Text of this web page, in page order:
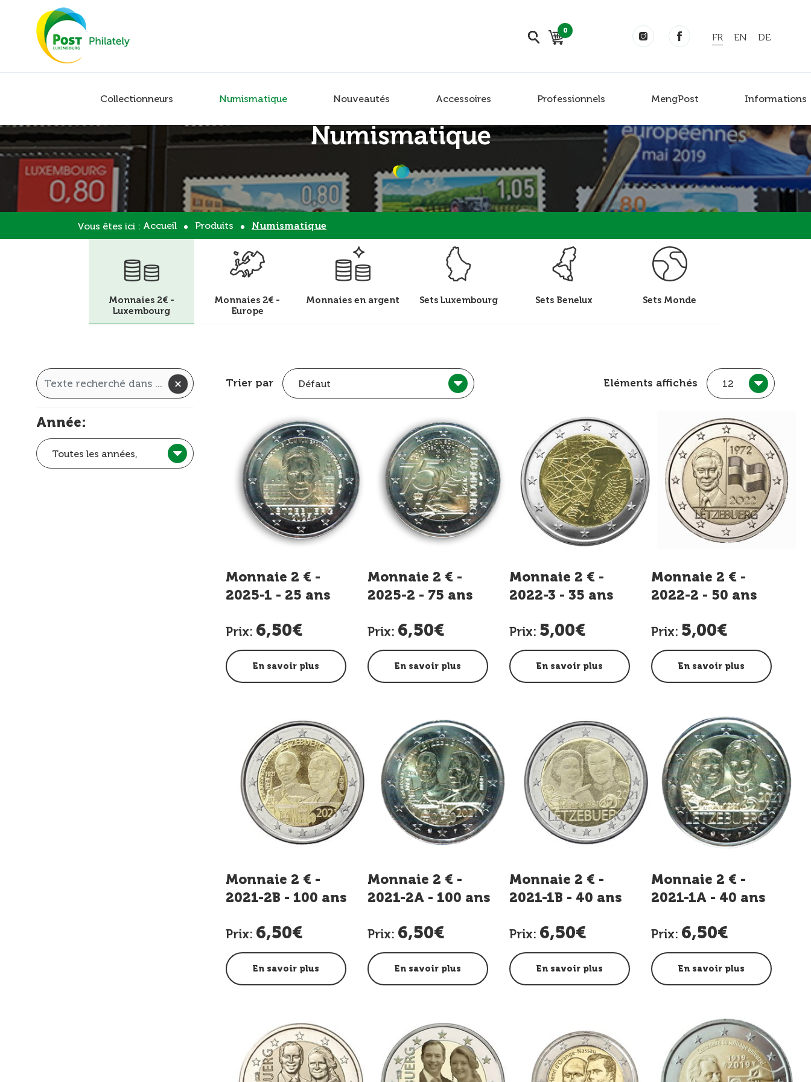
Collectionneurs Numismatique Nouveautés Accessoires Professionnels MengPost Informations
0
FR EN DE
Numismatique
Vous êtes ici : Accueil Produits Numismatique
Monnaies 2€ -
Luxembourg
Monnaies 2€ -
Europe
Monnaies en argent Sets Luxembourg Sets Benelux Sets Monde
Année:
Toutes les années,
Trier par Défaut Eléments affichés 12
Monnaie 2 € -
2025-1 - 25 ans
trone Grand-Duc
Henri
Prix: 6,50€
En savoir plus
Monnaie 2 € -
2025-2 - 75 ans
Schuman
Prix: 6,50€
En savoir plus
Monnaie 2 € -
2022-3 - 35 ans
ERASMUS
Prix: 5,00€
En savoir plus
Monnaie 2 € -
2022-2 - 50 ans
Luxembourg
Prix: 5,00€
En savoir plus
Monnaie 2 € -
2021-2B - 100 ans
Photo
Prix: 6,50€
En savoir plus
Monnaie 2 € -
2021-2A - 100 ans
Relief
Prix: 6,50€
En savoir plus
Monnaie 2 € -
2021-1B - 40 ans
Ducale - Photo
Prix: 6,50€
En savoir plus
Monnaie 2 € -
2021-1A - 40 ans
Ducale - Relief
Prix: 6,50€
En savoir plus